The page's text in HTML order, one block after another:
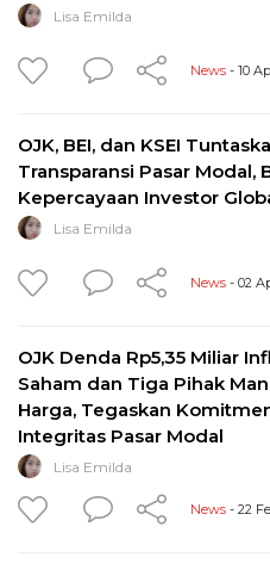
Lisa Emilda
News - 10
OJK, BEI, dan KSEI
Transparansi Pasar Modal,
Kepercayaan Investor
Lisa Emilda
News - 02
OJK Denda Rp5,35 Miliar
Saham dan Tiga Pihak
Harga, Tegaskan
Integritas Pasar Modal
Lisa Emilda
News - 22